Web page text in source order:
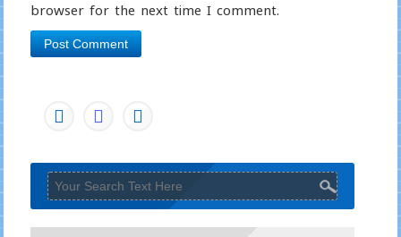
browser for the next time I comment.